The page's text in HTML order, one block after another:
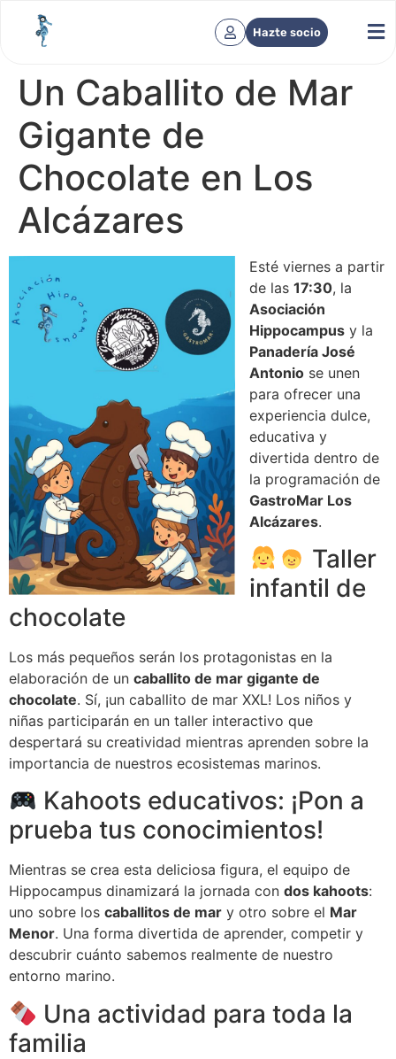
Hazte socio
Un Caballito de Mar
Gigante de
Chocolate en Los
Alcázares
Esté viernes a partir
de las 17:30, la
Asociación
Hippocampus y la
Panadería José
Antonio se unen
para ofrecer una
experiencia dulce,
educativa y
divertida dentro de
la programación de
GastroMar Los
Alcázares.
Taller
infantil de
chocolate
Los más pequeños serán los protagonistas en la
elaboración de un caballito de mar gigante de
chocolate. Sí, ¡un caballito de mar XXL! Los niños y
niñas participarán en un taller interactivo que
despertará su creatividad mientras aprenden sobre la
importancia de nuestros ecosistemas marinos.
Kahoots educativos: ¡Pon a
prueba tus conocimientos!
Mientras se crea esta deliciosa figura, el equipo de
Hippocampus dinamizará la jornada con dos kahoots:
uno sobre los caballitos de mar y otro sobre el Mar
Menor. Una forma divertida de aprender, competir y
descubrir cuánto sabemos realmente de nuestro
entorno marino.
Una actividad para toda la
familia